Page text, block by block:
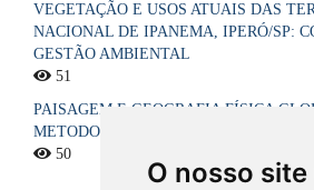
O nosso site
VEGETAÇÃO E USOS ATUAIS DAS
NACIONAL DE IPANEMA, IPERÓ/SP:
GESTÃO AMBIENTAL
51
PAISAGEM E GEOGRAFIA FÍSICA
METODOLÓGICO
50